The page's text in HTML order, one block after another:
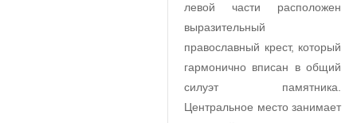
левой части расположен
выразительный
православный крест, который
гармонично вписан в общий
силуэт памятника.
Центральное место занимает